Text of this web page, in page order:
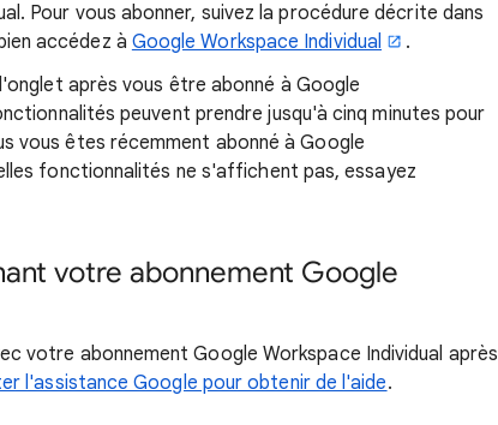
Pour vous abonner, suivez la procédure décrite dans
accédez à Google Workspace Individual
.
après vous être abonné à Google
peuvent prendre jusqu'à cinq minutes pour
vous êtes récemment abonné à Google
fonctionnalités ne s'affichent pas, essayez
votre abonnement Google
votre abonnement Google Workspace Individual après
l'assistance Google pour obtenir de l'aide.